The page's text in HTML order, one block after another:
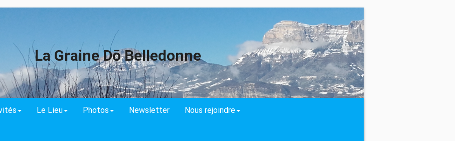
La Graine Dō Belledonne
Le Lieu Photos Newsletter Nous rejoindre